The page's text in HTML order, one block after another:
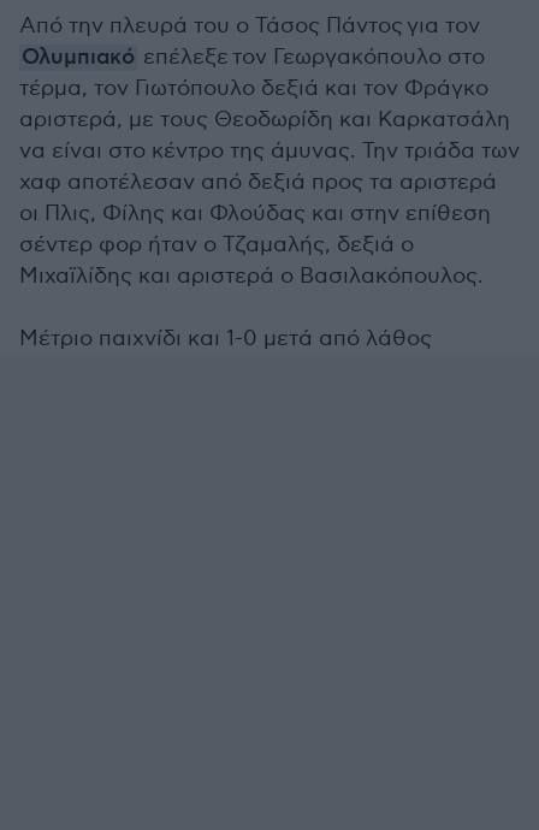
Από την πλευρά του ο Τάσος Πάντος για τον
Ολυμπιακό επέλεξε τον Γεωργακόπουλο στο
τέρμα, τον Γιωτόπουλο δεξιά και τον Φράγκο
αριστερά, με τους Θεοδωρίδη και Καρκατσάλη
να είναι στο κέντρο της άμυνας. Την τριάδα των
χαφ αποτέλεσαν από δεξιά προς τα αριστερά
οι Πλις, Φίλης και Φλούδας και στην επίθεση
σέντερ φορ ήταν ο Τζαμαλής, δεξιά ο
Μιχαϊλίδης και αριστερά ο Βασιλακόπουλος.
Μέτριο παιχνίδι και 1-0 μετά από λάθος